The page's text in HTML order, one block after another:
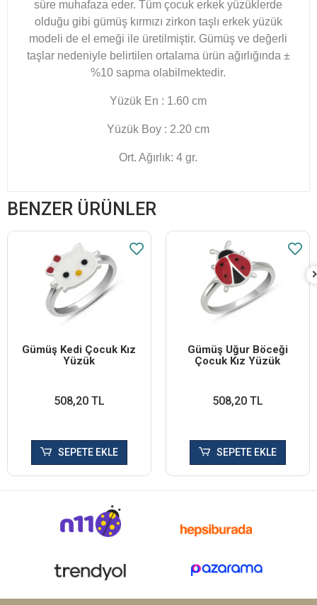
süre muhafaza eder. Tüm çocuk erkek yüzüklerde
olduğu gibi gümüş kırmızı zirkon taşlı erkek yüzük
modeli de el emeği ile üretilmiştir. Gümüş ve değerli
taşlar nedeniyle belirtilen ortalama ürün ağırlığında ±
%10 sapma olabilmektedir.​
Yüzük En : 1.60 cm
Yüzük Boy : 2.20 cm
Ort. Ağırlık: 4 gr.
BENZER ÜRÜNLER
Gümüş Kedi Çocuk Kız
Yüzük
508,20 TL
SEPETE EKLE
Gümüş Uğur Böceği
Çocuk Kız Yüzük
508,20 TL
SEPETE EKLE